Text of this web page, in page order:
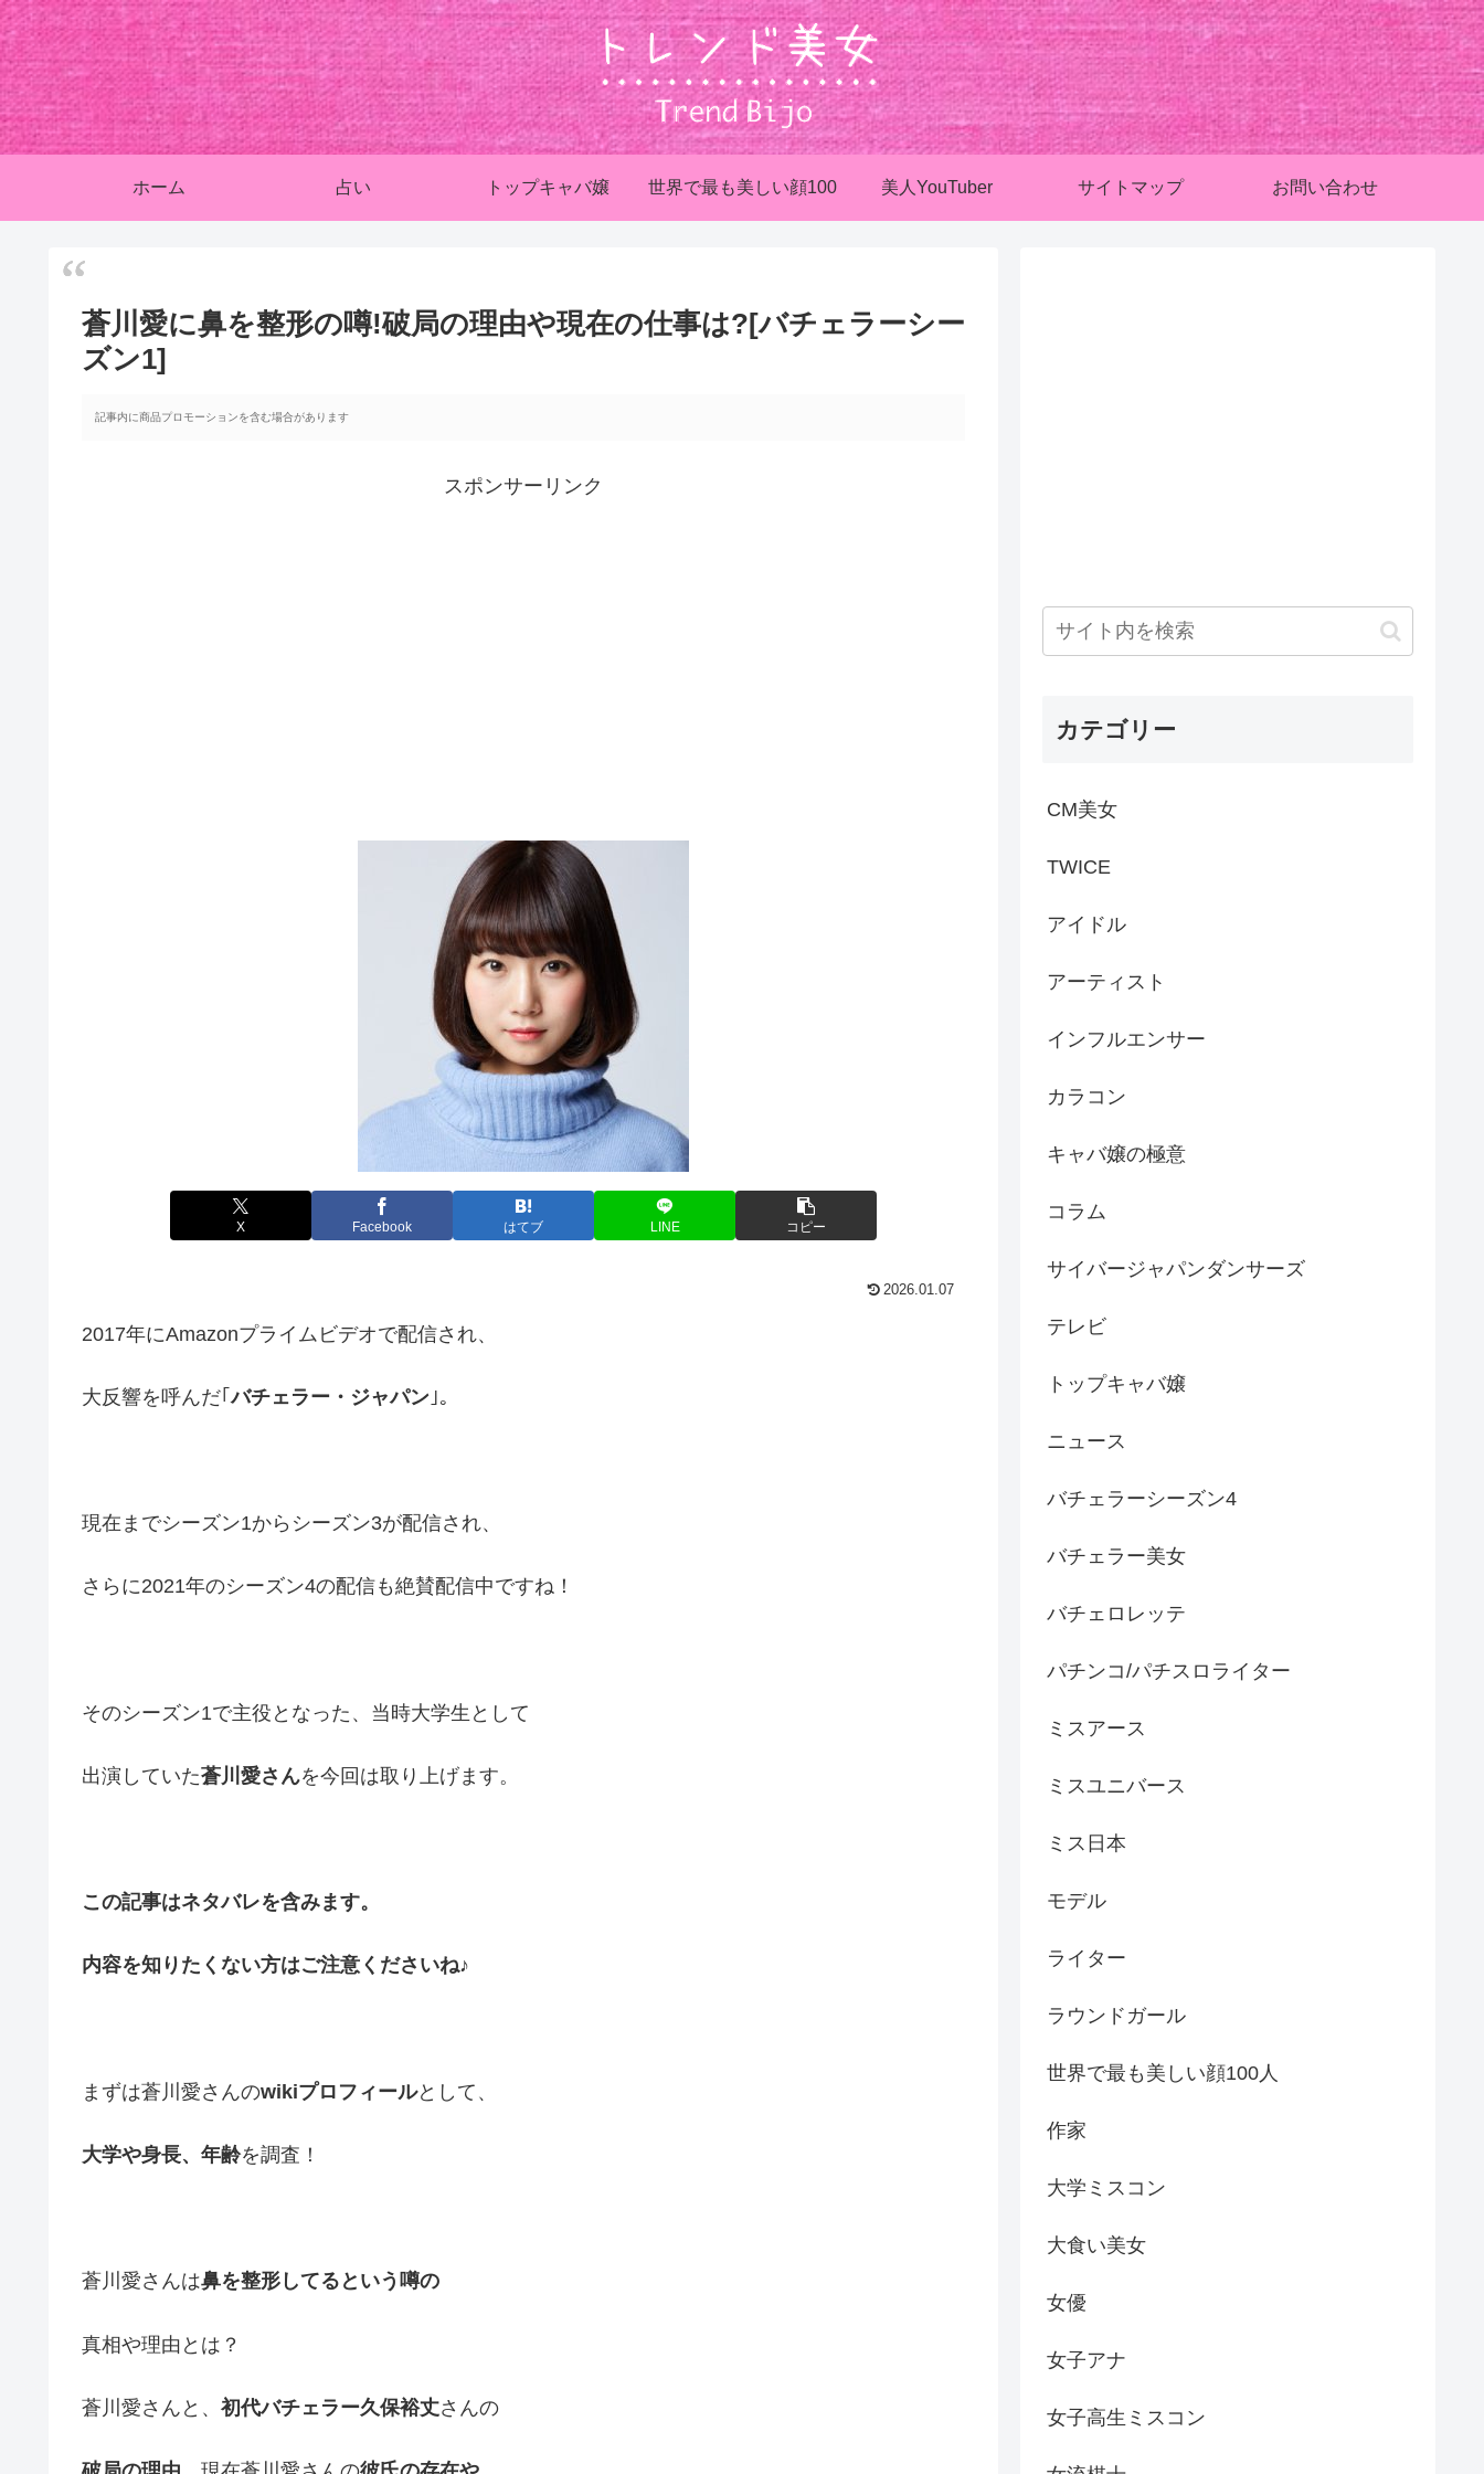
ホーム 占い トップキャバ嬢 世界で最も美しい顔100 美人YouTuber サイトマップ お問い合わせ
蒼川愛に鼻を整形の噂!破局の理由や現在の仕事は?[バチェラーシー
ズン1]
記事内に商品プロモーションを含む場合があります
スポンサーリンク
X Facebook はてブ LINE コピー
2026.01.07
2017年にAmazonプライムビデオで配信され、
大反響を呼んだ｢バチェラー・ジャパン ｣。
現在までシーズン1からシーズン3が配信され、
さらに2021年のシーズン4の配信も絶賛配信中ですね！
そのシーズン1で主役となった、当時大学生として
出演していた蒼川愛さんを今回は取り上げます。
この記事はネタバレを含みます。
内容を知りたくない方はご注意くださいね♪
まずは蒼川愛さんのwikiプロフィールとして、
大学や身長、年齢を調査！
蒼川愛さんは鼻を整形してるという噂の
真相や理由とは？
蒼川愛さんと、 初代バチェラー久保裕丈さんの
カテゴリー
CM美女
TWICE
アイドル
アーティスト
インフルエンサー
カラコン
キャバ嬢の極意
コラム
サイバージャパンダンサーズ
テレビ
トップキャバ嬢
ニュース
バチェラーシーズン4
バチェラー美女
バチェロレッテ
パチンコ/パチスロライター
ミスアース
ミスユニバース
ミス日本
モデル
ライター
ラウンドガール
世界で最も美しい顔100人
作家
大学ミスコン
大食い美女
女優
女子アナ
女子高生ミスコン